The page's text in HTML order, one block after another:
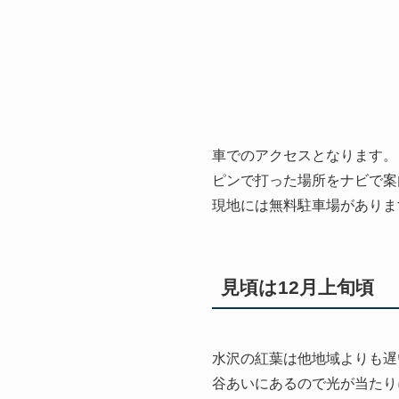
車でのアクセスとなります。
ピンで打った場所をナビで
現地には無料駐車場があり
見頃は12月上旬頃
水沢の紅葉は他地域よりも
谷あいにあるので光が当た